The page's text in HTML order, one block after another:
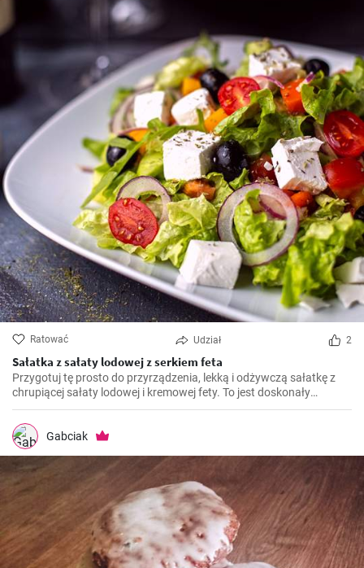
Ratować Udział 2
Sałatka z sałaty lodowej z serkiem feta
Przygotuj tę prosto do przyrządzenia, lekką i odżywczą sałatkę z
chrupiącej sałaty lodowej i kremowej fety. To jest doskonały
dodatek do każdego posiłku i doskonale sprawdza się jako zdrowy
przekąsek w ciągu dnia.
Gabciak